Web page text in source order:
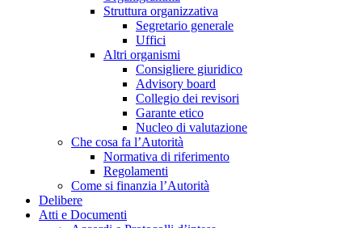
Struttura organizzativa
Segretario generale
Uffici
Altri organismi
Consigliere giuridico
Advisory board
Collegio dei revisori
Garante etico
Nucleo di valutazione
Che cosa fa l’Autorità
Normativa di riferimento
Regolamenti
Come si finanzia l’Autorità
Delibere
Atti e Documenti